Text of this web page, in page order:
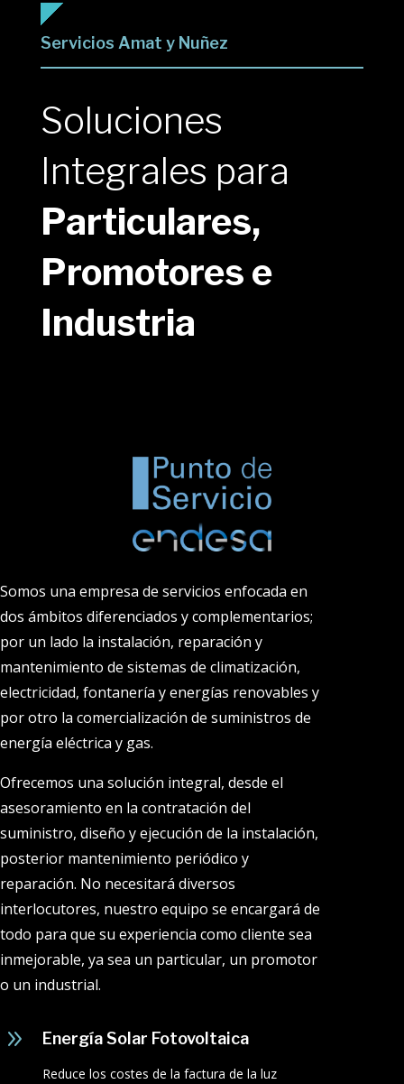
Servicios Amat y Nuñez
Soluciones
Integrales para
Particulares,
Promotores e
Industria
Somos una empresa de servicios enfocada en
dos ámbitos diferenciados y complementarios;
por un lado la instalación, reparación y
mantenimiento de sistemas de climatización,
electricidad, fontanería y energías renovables y
por otro la comercialización de suministros de
energía eléctrica y gas.
Ofrecemos una solución integral, desde el
asesoramiento en la contratación del
suministro, diseño y ejecución de la instalación,
posterior mantenimiento periódico y
reparación. No necesitará diversos
interlocutores, nuestro equipo se encargará de
todo para que su experiencia como cliente sea
inmejorable, ya sea un particular, un promotor
o un industrial.
9 Energía Solar Fotovoltaica
Reduce los costes de la factura de la luz